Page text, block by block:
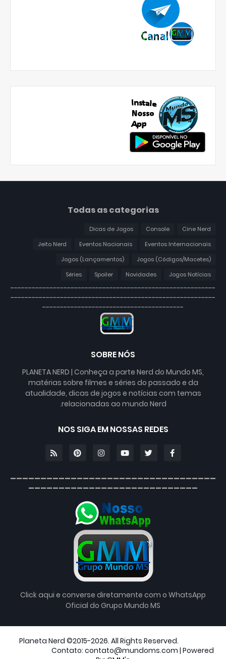
Todas as categorias
Cine Nerd
Console
Dicas de Jogos
Eventos Internacionais
Eventos Nacionais
Jeito Nerd
Jogos (Códigos/Macetes)
Jogos (Lançamentos)
Jogos Notícias
Novidades
Spoiler
Séries
----------------------------------------------------------
----------------------------------------------------------
----------------------------------------
SOBRE NÓS
PLANETA NERD | Conheça a parte Nerd do Mundo MS,
matérias sobre filmes e séries do passado e da
atualidade, dicas de jogos e notícias com temas
relacionadas ao mundo Nerd.
NOS SIGA EM NOSSAS REDES
Click aqui e converse diretamente com o WhatsApp
Oficial do Grupo Mundo MS
Planeta Nerd ©2015-2026. All Rights Reserved.
Contato: contato@mundoms.com | Powered